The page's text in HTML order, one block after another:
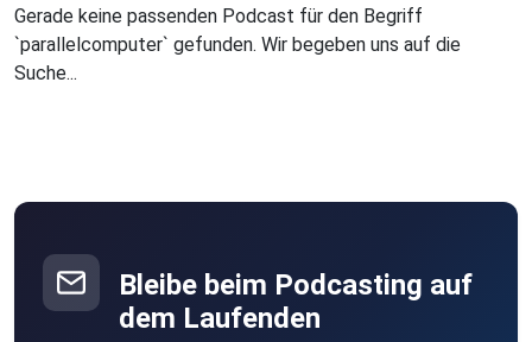
Gerade keine passenden Podcast für den Begriff
`parallelcomputer` gefunden. Wir begeben uns auf die
Suche...
Bleibe beim Podcasting auf
dem Laufenden